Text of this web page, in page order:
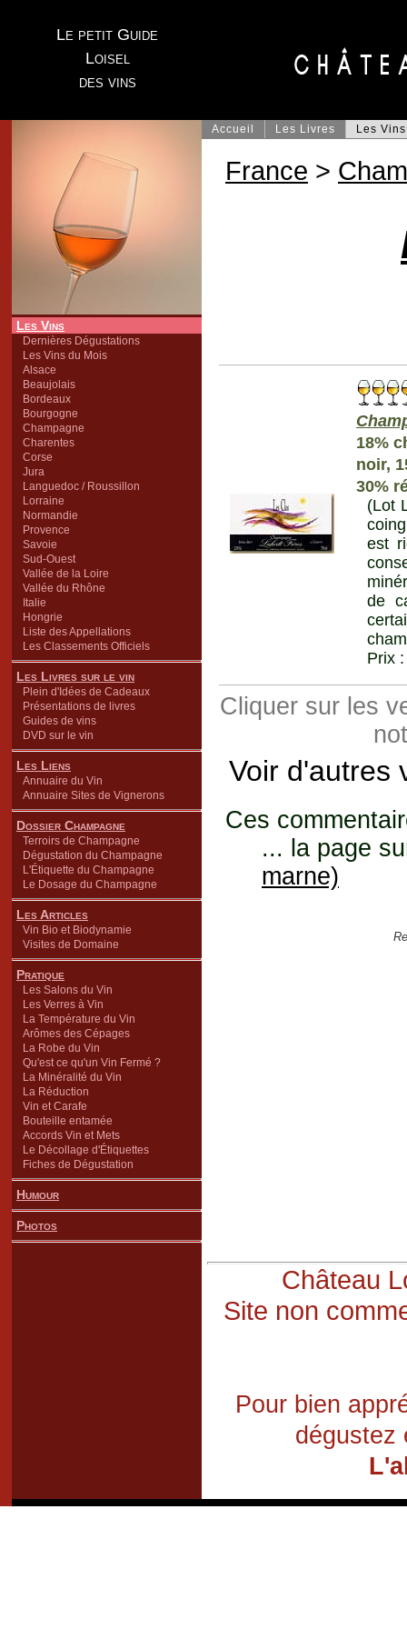
Le petit Guide
Loisel
des vins
Les Vins
Dernières Dégustations
Les Vins du Mois
Alsace
Beaujolais
Bordeaux
Bourgogne
Champagne
Charentes
Corse
Jura
Languedoc / Roussillon
Lorraine
Normandie
Provence
Savoie
Sud-Ouest
Vallée de la Loire
Vallée du Rhône
Italie
Hongrie
Liste des Appellations
Les Classements Officiels
Les Livres sur le vin
Plein d'Idées de Cadeaux
Présentations de livres
Guides de vins
DVD sur le vin
Les Liens
Annuaire du Vin
Annuaire Sites de Vignerons
Dossier Champagne
Terroirs de Champagne
Dégustation du Champagne
L'Étiquette du Champagne
Le Dosage du Champagne
Les Articles
Vin Bio et Biodynamie
Visites de Domaine
Pratique
Les Salons du Vin
Les Verres à Vin
La Température du Vin
Arômes des Cépages
La Robe du Vin
Qu'est ce qu'un Vin Fermé ?
La Minéralité du Vin
La Réduction
Vin et Carafe
Bouteille entamée
Accords Vin et Mets
Le Décollage d'Étiquettes
Fiches de Dégustation
Humour
Photos
Accueil Les Livres Les Vins
France >
18%
noir,
30%
(Lot
est
de
Prix
Cliquer sur les
Voir d'autres
Ces
... la page
marne)
Château
Site non
Pour bien
dégustez